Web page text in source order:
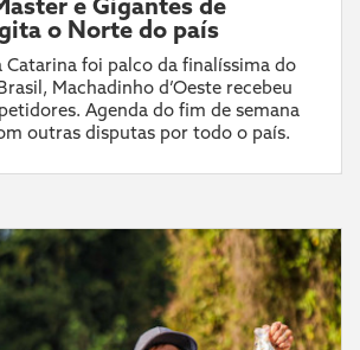
o Norte do país
Catarina foi palco da finalíssima do
Machadinho d’Oeste recebeu
Agenda do fim de semana
outras disputas por todo o país.